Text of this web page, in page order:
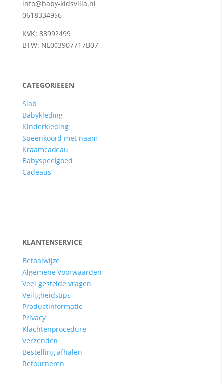
info@baby-kidsvilla.nl
0618334956
KVK: 83992499
BTW: NL003907717B07
CATEGORIEEEN
Slab
Babykleding
Kinderkleding
Speenkoord met naam
Kraamcadeau
Babyspeelgoed
Cadeaus
KLANTENSERVICE
Betaalwijze
Algemene Voorwaarden
Veel gestelde vragen
Veiligheidstips
Productinformatie
Privacy
Klachtenprocedure
Verzenden
Bestelling afhalen
Retourneren